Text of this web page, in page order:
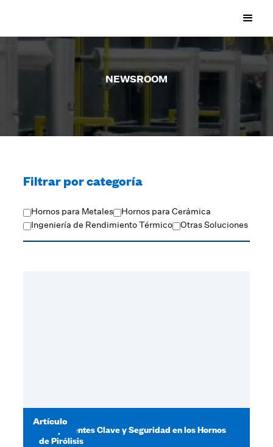
NEWSROOM
Filtrar por categoría
Hornos para Metales
Hornos para Cerámica
Ingeniería de Rendimiento Térmico
Otras Soluciones
Artículo
Componentes Clave y Seguridad en los Hornos
de Pirólisis